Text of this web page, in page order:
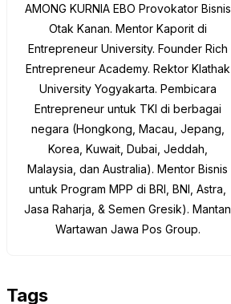
AMONG KURNIA EBO Provokator Bisnis
Otak Kanan. Mentor Kaporit di
Entrepreneur University. Founder Rich
Entrepreneur Academy. Rektor Klathak
University Yogyakarta. Pembicara
Entrepreneur untuk TKI di berbagai
negara (Hongkong, Macau, Jepang,
Korea, Kuwait, Dubai, Jeddah,
Malaysia, dan Australia). Mentor Bisnis
untuk Program MPP di BRI, BNI, Astra,
Jasa Raharja, & Semen Gresik). Mantan
Wartawan Jawa Pos Group.
Tags